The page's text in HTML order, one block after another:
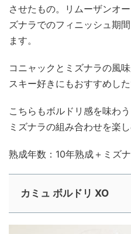
させたもの。リムーザンオ
ズナラでのフィニッシュ期
ます。
コニャックとミズナラの風
スキー好きにもおすすめした
こちらもボルドリ感を味わ
ミズナラの組み合わせを楽
熟成年数：10年熟成＋ミズ
カミュ ボルドリ XO